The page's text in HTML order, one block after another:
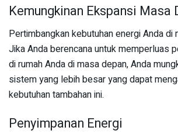
Kemungkinan Ekspansi Masa
Pertimbangkan kebutuhan energi Anda di
Jika Anda berencana untuk memperluas
di rumah Anda di masa depan, Anda
sistem yang lebih besar yang dapat
kebutuhan tambahan ini.
Penyimpanan Energi